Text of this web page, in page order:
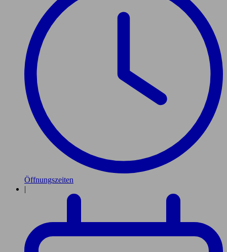
Öffnungszeiten
|